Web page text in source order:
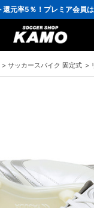
還元率5％！プレミア会員
月に「10％OFFクーポン
)以上でシューズケースプレ
円(税込)以上で送料無料！
> サッカースパイク 固定式 >